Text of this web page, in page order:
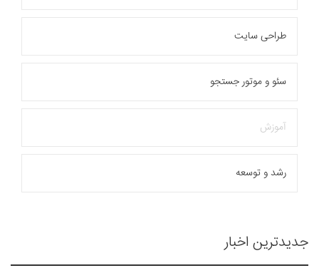
طراحی سایت
سئو و موتور جستجو
آموزش
رشد و توسعه
جدیدترین اخبار